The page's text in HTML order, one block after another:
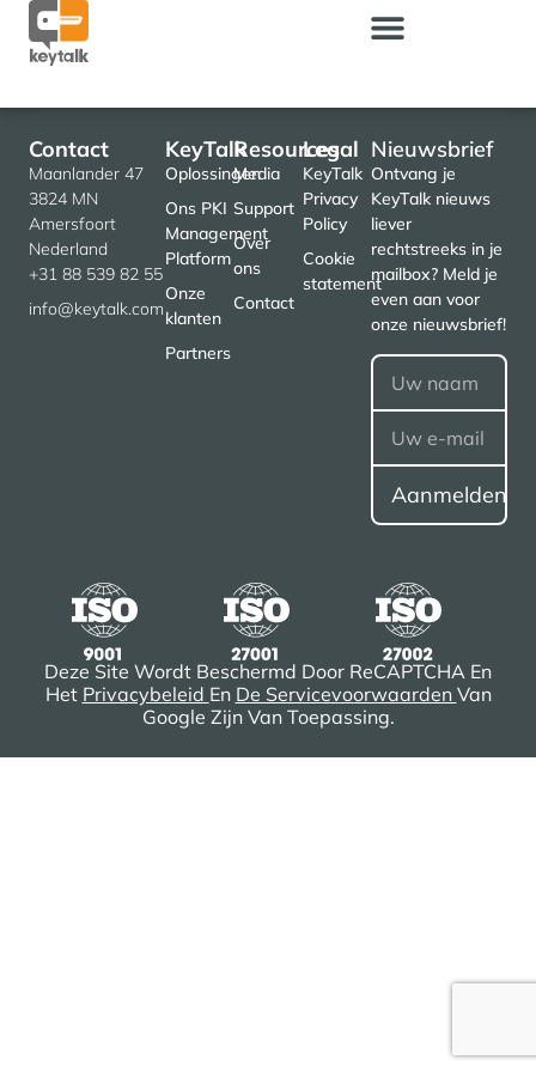
KeyTalk
Oplossingen
Ons PKI
Management
Platform
Onze
klanten
Partners
Resources
Media
Support
Over
ons
Contact
Legal
KeyTalk
Privacy
Policy
Cookie
statement
Contact
Maanlander 47
3824 MN
Amersfoort
Nederland
+31 88 539 82 55
info@keytalk.com
Nieuwsbrief
Ontvang je
KeyTalk nieuws
liever
rechtstreeks in je
mailbox? Meld je
even aan voor
onze nieuwsbrief!
Deze Site Wordt Beschermd Door ReCAPTCHA En
Het Privacybeleid En De Servicevoorwaarden Van
Google Zijn Van Toepassing.